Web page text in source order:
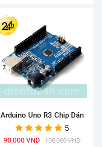
Arduino Uno R3 Chip Dán
5
90,000 VND 100,000 VND